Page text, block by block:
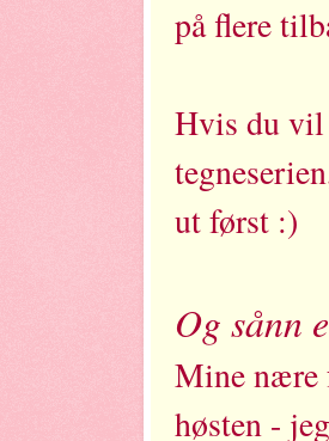
på flere
Hvis du vil
ut først :)
Og sånn
Mine nære
høsten -